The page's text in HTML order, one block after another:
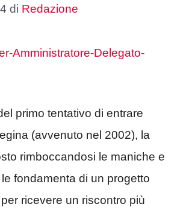
di Redazione
primo tentativo di entrare
(avvenuto nel 2002), la
rimboccandosi le maniche e
fondamenta di un progetto
ricevere un riscontro più